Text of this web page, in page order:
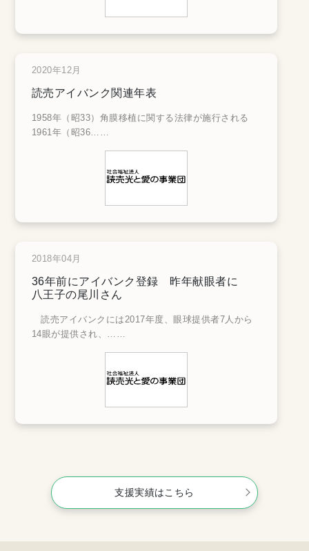
2020年12月
読売アイバンク関連年表
1958年（昭33）角膜移植に関する法律が施行される
1961年（昭36
2018年04月
36年前にアイバンク登録 昨年献眼者に
八王子の尾川さん
読売アイバンクには2017年度、眼球提供者7人から
14眼が提供され、
支援実績はこちら